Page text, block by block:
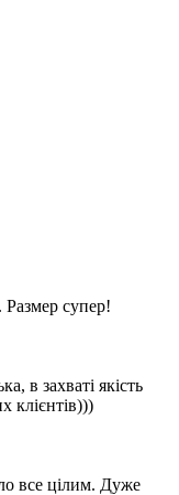
супер!
в захваті якість
клієнтів)))
все цілим. Дуже